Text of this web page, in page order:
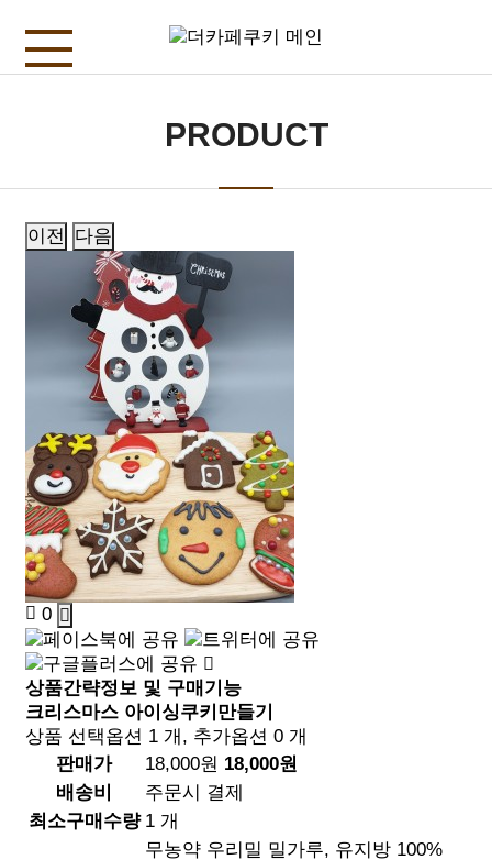
PRODUCT
이전 다음
0
상품간략정보 및 구매기능
크리스마스 아이싱쿠키만들기
상품 선택옵션 1 개, 추가옵션 0 개
판매가
18,000원 18,000원
배송비
주문시 결제
최소구매수량 1 개
무농약 우리밀 밀가루, 유지방 100%